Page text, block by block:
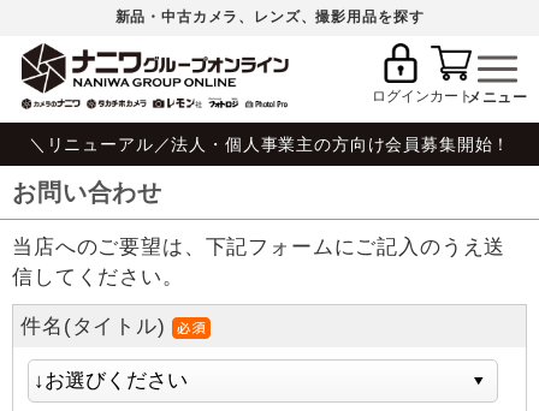
新品・中古カメラ、レンズ、撮影用品を探す
ログインカート
＼リニューアル／法人・個人事業主の方向け会員募集開始！
お問い合わせ
当店へのご要望は、下記フォームにご記入のうえ送
信してください。
件名(タイトル)